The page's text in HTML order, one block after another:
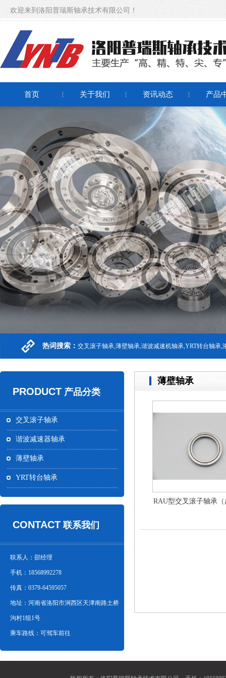
欢迎来到洛阳普瑞斯轴承技术有限公司！
首页 关于我们 资讯动态 产品
热词搜索： 交叉滚子轴承,薄壁轴承,谐波减速机轴承,YRT转台轴承,
PRODUCT 产品分类
交叉滚子轴承
谐波减速器轴承
薄壁轴承
YRT转台轴承
CONTACT 联系我们
联系人：邵经理
手机：18568992278
传真：0379-64595057
地址：河南省洛阳市涧西区天津南路土桥
沟村1组1号
乘车路线：可驾车前往
薄壁轴承
RAU型交叉滚子轴承